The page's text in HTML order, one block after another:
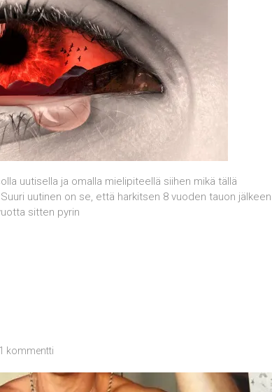
uutisella ja omalla mielipiteellä siihen mikä tällä
uutinen on se, että harkitsen 8 vuoden tauon jälkeen
sitten pyrin
1 kommentti